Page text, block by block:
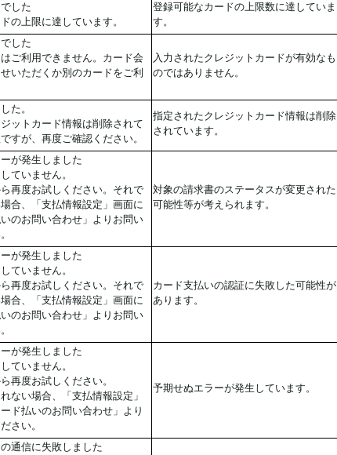
した
の上限に達しています。
登録可能なカードの上限数に達していま
す。
した
ご利用できません。カード会
いただくか別のカードをご利
入力されたクレジットカードが有効なも
のではありません。
た。
ットカード情報は削除されて
すが、再度ご確認ください。
指定されたクレジットカード情報は削除
されています。
が発生しました
ていません。
再度お試しください。それで
合、「支払情報設定」画面に
のお問い合わせ」よりお問い
対象の請求書のステータスが変更された
可能性等が考えられます。
が発生しました
ていません。
再度お試しください。それで
合、「支払情報設定」画面に
のお問い合わせ」よりお問い
カード支払いの認証に失敗した可能性が
あります。
が発生しました
ていません。
再度お試しください。
ない場合、「支払情報設定」
ド払いのお問い合わせ」より
さい。
予期せぬエラーが発生しています。
通信に失敗しました